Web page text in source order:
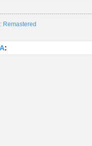
Remastered
: